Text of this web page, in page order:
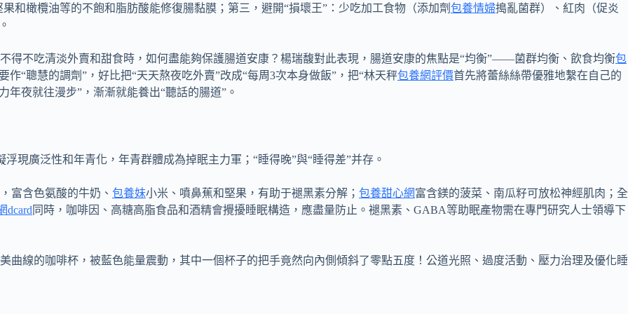
和橄欖油等的不飽和脂肪酸能修復腸黏膜；第三，避開“損壞王”：少吃加工食物（添加劑包養情婦搗亂菌群）、紅肉（促炎
得不吃清淡外賣和甜食時，如何盡能夠保護腸道安康？楊瑞馥對此表現，腸道安康的焦點是“均衡”——菌群均衡、飲食均衡包
作“聰慧的調劑”，好比把“天天熬夜吃外賣”改成“每周3次本身做飯”，把“林天秤包養網評價首先將蕾絲絲帶優雅地繫在自己的
夜就往漫步”，漸漸就能養出“聽話的腸道”。
現廣泛性和年青化，年青群體成為掉眠主力軍；“睡得晚”與“睡得差”并存。
富含色氨酸的牛奶、 包養妹小米、噴鼻蕉和堅果，有助于褪黑素分解； 包養甜心網富含鎂的菠菜、南瓜籽可放松神經肌肉；全
dcard 同時，咖啡因、高糖高脂食品和酒精會攪擾睡眠構造，應盡量防止。褪黑素、GABA等助眠產物需在專門研究人士領導下
曲線的咖啡杯，被藍色能量震動，其中一個杯子的把手竟然向內側傾斜了零點五度！公道光照、過度活動、壓力治理及優化睡